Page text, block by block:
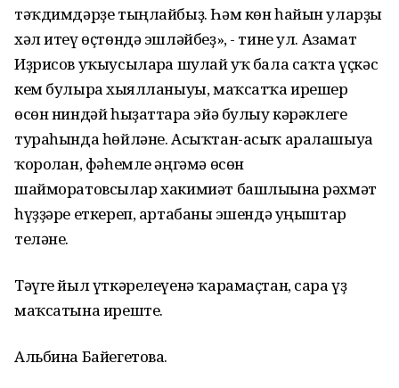
тәҡдимдәрҙе тыңлайбыҙ. Һәм көн һайын уларҙы
хәл итеү өҫтөндә эшләйбеҙ», - тине ул. Азамат
Иҙрисов уҡыусыларға шулай уҡ бала саҡта үҫкәс
кем булырға хыялланыуы, маҡсатҡа ирешер
өсөн ниндәй һыҙаттарға эйә булыу кәрәклеге
тураһында һөйләне. Асыҡтан-асыҡ аралашыуға
ҡоролған, фәһемле әңгәмә өсөн
шайморатовсылар хакимиәт башлығына рәхмәт
һүҙҙәре еткереп, артабанғы эшендә уңыштар
теләне.
Тәүге йыл үткәрелеүенә ҡарамаҫтан, сара үҙ
маҡсатына иреште.
Альбина Байегетова.